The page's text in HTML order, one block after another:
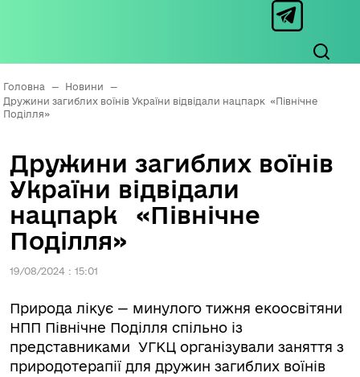
Головна — Новини
—
Дружини загиблих воїнів України відвідали нацпарк «Північне
Поділля»
Дружини загиблих воїнів
України відвідали
нацпарк «Північне
Поділля»
19/08/2024 : 15:01
Природа лікує — минулого тижня екоосвітяни
НПП Північне Поділля спільно із
представниками УГКЦ організували заняття з
природотерапії для дружин загиблих воїнів